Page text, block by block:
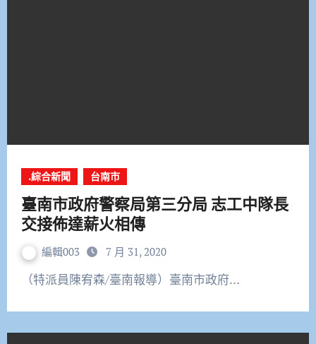
.綜合新聞 台南市
臺南市政府警察局第三分局 志工中隊長
交接佈達薪火相傳
編輯003 7 月 31, 2020
（特派員陳宥森/臺南報導）臺南市政府…